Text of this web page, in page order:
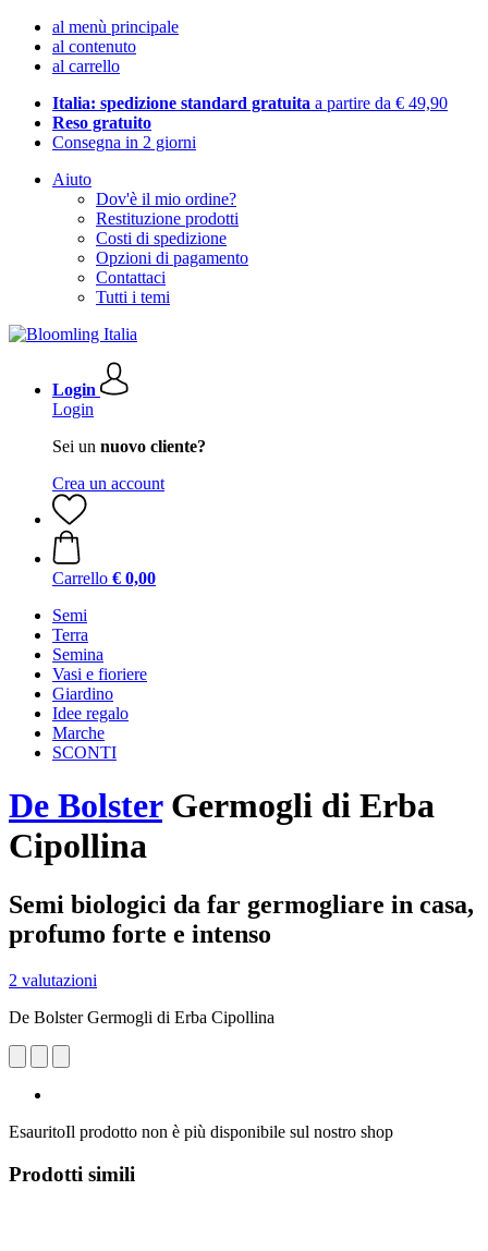
al menù principale
al contenuto
al carrello
Italia: spedizione standard gratuita a partire da € 49,90
Reso gratuito
Consegna in 2 giorni
Aiuto
Dov'è il mio ordine?
Restituzione prodotti
Costi di spedizione
Opzioni di pagamento
Contattaci
Tutti i temi
Login
Login
Sei un nuovo cliente?
Crea un account
Carrello € 0,00
Semi
Terra
Semina
Vasi e fioriere
Giardino
Idee regalo
Marche
SCONTI
De BolsterGermogli di Erba
Cipollina
Semi biologici da far germogliare in casa,
profumo forte e intenso
2 valutazioni
De Bolster Germogli di Erba Cipollina
EsauritoIl prodotto non è più disponibile sul nostro shop
Prodotti simili